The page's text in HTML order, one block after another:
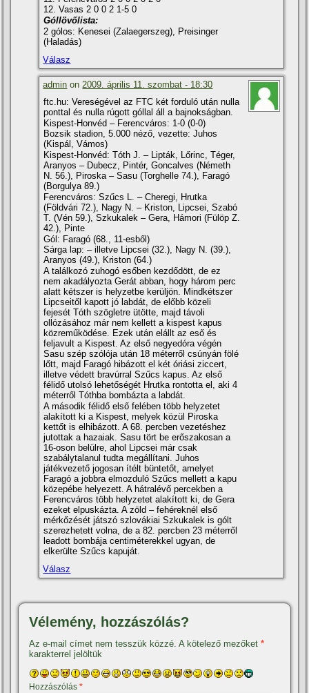
12. Vasas 2 0 0 2 1-5 0
Góllövőlista:
2 gólos: Kenesei (Zalaegerszeg), Preisinger
(Haladás)
Válasz
admin on2009. április 11. szombat - 18:30
ftc.hu: Vereségével az FTC két forduló után nulla
ponttal és nulla rúgott góllal áll a bajnokságban.
Kispest-Honvéd – Ferencváros: 1-0 (0-0)
Bozsik stadion, 5.000 néző, vezette: Juhos
(Kispál, Vámos)
Kispest-Honvéd: Tóth J. – Lipták, Lőrinc, Téger,
Aranyos – Dubecz, Pintér, Goncalves (Németh
N. 56.), Piroska – Sasu (Torghelle 74.), Faragó
(Borgulya 89.)
Ferencváros: Szűcs L. – Cheregi, Hrutka
(Földvári 72.), Nagy N. – Kriston, Lipcsei, Szabó
T. (Vén 59.), Szkukalek – Gera, Hámori (Fülöp Z.
42.), Pinte
Gól: Faragó (68., 11-esből)
Sárga lap: – illetve Lipcsei (32.), Nagy N. (39.),
Aranyos (49.), Kriston (64.)
A találkozó zuhogó esőben kezdődött, de ez
nem akadályozta Gerát abban, hogy három perc
alatt kétszer is helyzetbe kerüljön. Mindkétszer
Lipcseitől kapott jó labdát, de előbb közeli
fejesét Tóth szögletre ütötte, majd távoli
ollózásához már nem kellett a kispest kapus
közreműködése. Ezek után elállt az eső és
feljavult a Kispest. Az első negyedóra végén
Sasu szép szólója után 18 méterről csúnyán fölé
lőtt, majd Faragó hibázott el két óriási ziccert,
illetve védett bravúrral Szűcs kapus. Az első
félidő utolsó lehetőségét Hrutka rontotta el, aki 4
méterről Tóthba bombázta a labdát.
A második félidő első felében több helyzetet
alakí­tott ki a Kispest, melyek közül Piroska
kettőt is elhibázott. A 68. percben vezetéshez
jutottak a hazaiak. Sasu tört be erőszakosan a
16-oson belülre, ahol Lipcsei már csak
szabálytalanul tudta megállí­tani. Juhos
játékvezető jogosan í­télt büntetőt, amelyet
Faragó a jobbra elmozduló Szűcs mellett a kapu
közepébe helyezett. A hátralévő percekben a
Ferencváros több helyzetet alakí­tott ki, de Gera
ezeket elpuskázta. A zöld – fehéreknél első
mérkőzését játszó szlovákiai Szkukalek is gólt
szerezhetett volna, de a 82. percben 23 méterről
leadott bombája centiméterekkel ugyan, de
elkerülte Szűcs kapuját.
Válasz
Vélemény, hozzászólás?
Az e-mail címet nem tesszük közzé. A kötelező mezőket*
karakterrel jelöltük
Hozzászólás*